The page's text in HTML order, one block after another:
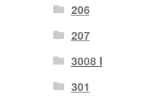
206
207
3008 I
301